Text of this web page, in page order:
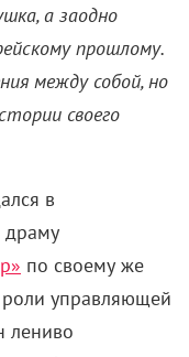
а заодно
прошлому.
между собой, но
своего
в
драму
по своему же
управляющей
лениво